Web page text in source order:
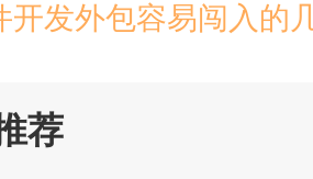
开发外包容易闯入的
荐